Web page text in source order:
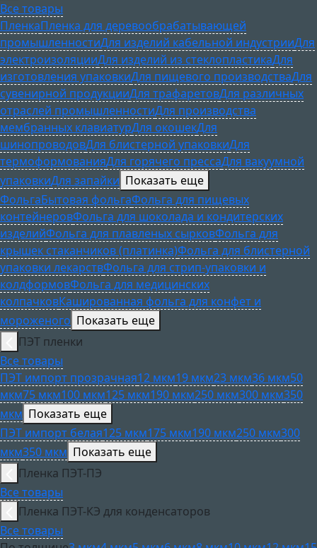
Все товары
ПленкаПленка для деревообрабатывающей
промышленностиДля изделий кабельной индустрииДля
электроизоляцииДля изделий из стеклопластикаДля
изготовления упаковкиДля пищевого производстваДля
сувенирной продукцииДля трафаретовДля различных
отраслей промышленностиДля производства
мембранных клавиатурДля окошекДля
шинопроводовДля блистерной упаковкиДля
термоформованияДля горячего прессаДля вакуумной
упаковкиДля запайки Показать еще
ФольгаБытовая фольгаФольга для пищевых
контейнеровФольга для шоколада и кондитерских
изделийФольга для плавленых сырковФольга для
крышек стаканчиков (платинка)Фольга для блистерной
упаковки лекарствФольга для стрип-упаковки и
колдформовФольга для медицинских
колпачковКашированная фольга для конфет и
мороженого Показать еще
ПЭТ пленки
Все товары
ПЭТ импорт прозрачная12 мкм19 мкм23 мкм36 мкм50
мкм75 мкм100 мкм125 мкм190 мкм250 мкм300 мкм350
мкм Показать еще
ПЭТ импорт белая125 мкм175 мкм190 мкм250 мкм300
мкм350 мкм Показать еще
Пленка ПЭТ-ПЭ
Все товары
Пленка ПЭТ-КЭ для конденсаторов
Все товары